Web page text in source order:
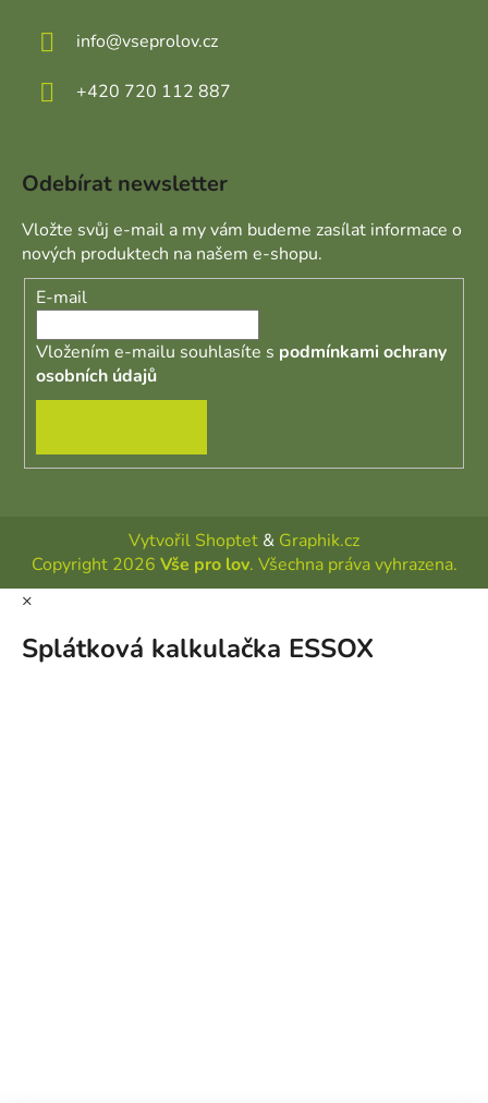
info@vseprolov.cz
+420 720 112 887
Odebírat newsletter
Vložte svůj e-mail a my vám budeme zasílat informace o
nových produktech na našem e-shopu.
E-mail
Vložením e-mailu souhlasíte s podmínkami ochrany
osobních údajů
Vytvořil Shoptet & Graphik.cz
Copyright 2026 Vše pro lov. Všechna práva vyhrazena.
×
Splátková kalkulačka ESSOX